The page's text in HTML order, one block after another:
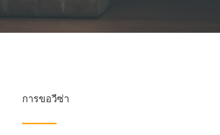
การขอวีซ่า